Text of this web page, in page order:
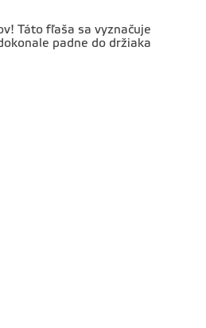
Táto fľaša sa vyznačuje
padne do držiaka